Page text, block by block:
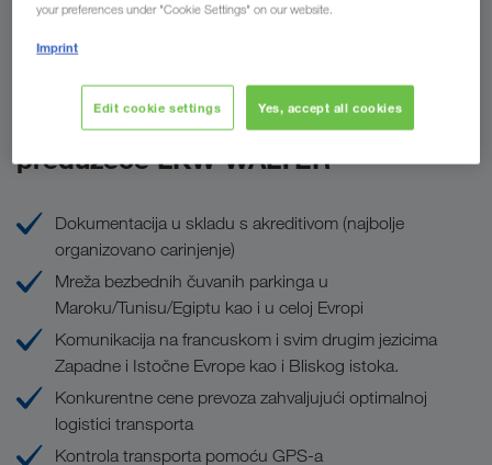
Pošaljite nam sada Vaš upit
Prednosti koje Vam pruža
preduzeće LKW WALTER
Dokumentacija u skladu s akreditivom (najbolje
organizovano carinjenje)
Mreža bezbednih čuvanih parkinga u
Maroku/Tunisu/Egiptu kao i u celoj Evropi
Komunikacija na francuskom i svim drugim jezicima
Zapadne i Istočne Evrope kao i Bliskog istoka.
Konkurentne cene prevoza zahvaljujući optimalnoj
logistici transporta
Kontrola transporta pomoću GPS-a
your preferences under "Cookie Settings" on our website.
Imprint
Edit cookie settings Yes, accept all cookies